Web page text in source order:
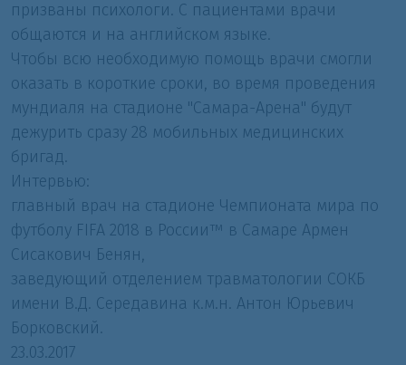
призваны психологи. С пациентами врачи
общаются и на английском языке.
Чтобы всю необходимую помощь врачи смогли
оказать в короткие сроки, во время проведения
мундиаля на стадионе "Самара-Арена" будут
дежурить сразу 28 мобильных медицинских
бригад.
Интервью:
главный врач на стадионе Чемпионата мира по
футболу FIFA 2018 в России™ в Самаре Армен
Сисакович Бенян,
заведующий отделением травматологии СОКБ
имени В.Д. Середавина к.м.н. Антон Юрьевич
Борковский.
23.03.2017